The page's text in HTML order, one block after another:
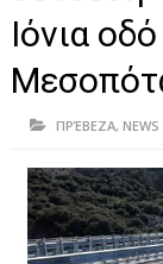
ΘΕΣΠΡΩΤΙΑ
ΙΟΝΙΑ
Ιόνια
ΠΡΈΒΕΖΑ, NEWS